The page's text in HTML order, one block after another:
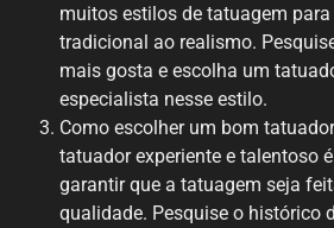
muitos estilos de tatuagem para
tradicional ao realismo.
mais gosta e escolha um
especialista nesse estilo.
Como escolher um bom
tatuador experiente e talentoso
garantir que a tatuagem seja
qualidade. Pesquise o histórico